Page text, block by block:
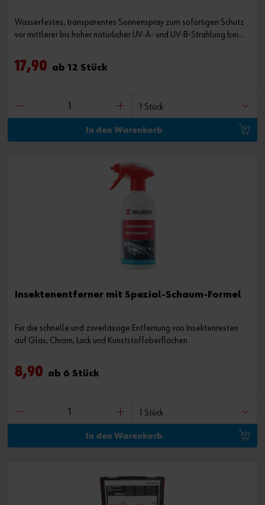
Wasserfestes, transparentes Sonnenspray zum sofortigen Schutz
vor mittlerer bis hoher natürlicher UV-A- und UV-B-Strahlung bei
17,90 ab 12 Stück
In den Warenkorb
Insektenentferner mit Spezial-Schaum-Formel
Für die schnelle und zuverlässige Entfernung von Insektenresten
auf Glas, Chrom, Lack und Kunststoffoberflächen
8,90 ab 6 Stück
In den Warenkorb